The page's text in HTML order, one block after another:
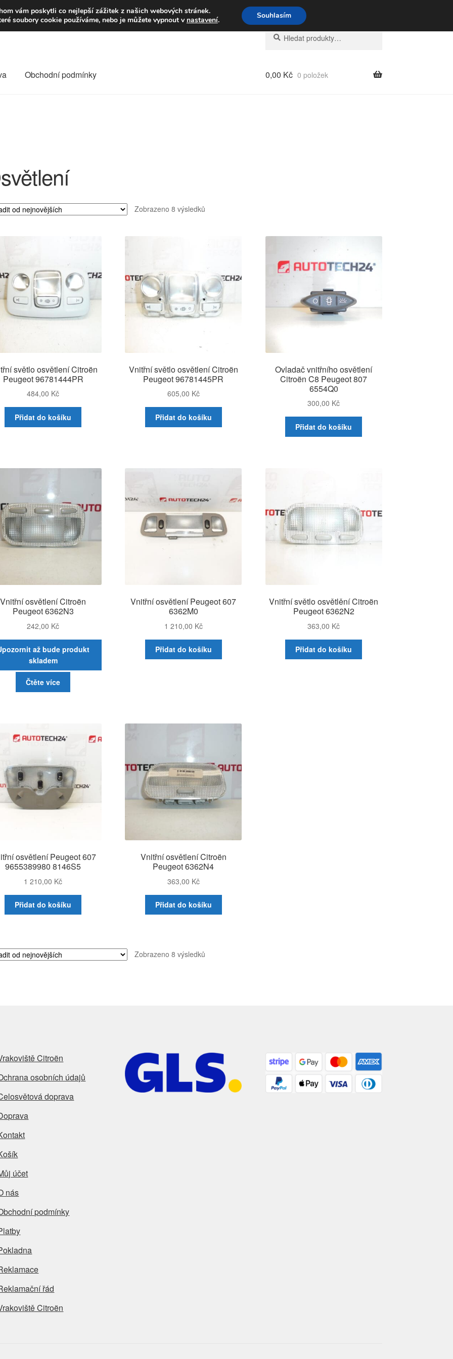
Kč Volejte po-pá 9-16 704 494 494
Hledat:
Hledat
Obchodní podmínky 0,00 Kč 0 položek
Zobrazeno 8 výsledkůSeřazeno
světlo osvětlení Citroën
Peugeot 96781444PR
484,00 Kč
Přidat do košíku
Vnitřní světlo osvětlení Citroën
Peugeot 96781445PR
605,00 Kč
Přidat do košíku
Ovladač vnitřního osvětlení
Citroën C8 Peugeot 807
6554Q0
300,00 Kč
Přidat do košíku
Vnitřní osvětlení Citroën
Peugeot 6362N3
242,00 Kč
až bude produkt
skladem
Čtěte více
Vnitřní osvětlení Peugeot 607
6362M0
1 210,00 Kč
Přidat do košíku
Vnitřní světlo osvětlění Citroën
Peugeot 6362N2
363,00 Kč
Přidat do košíku
osvětlení Peugeot 607
9655389980 8146S5
1 210,00 Kč
Přidat do košíku
Vnitřní osvětlení Citroën
Peugeot 6362N4
363,00 Kč
Přidat do košíku
Zobrazeno 8 výsledkůSeřazeno
Citroën
osobních údajů
doprava
účet
nás
podmínky
řád
Citroën
vám poskytli co nejlepší zážitek z našich webových stránek.
soubory cookie používáme, nebo je můžete vypnout v nastavení. Souhlasím